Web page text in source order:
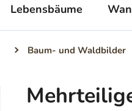
Lebensbäume
Baum- und Waldbilder